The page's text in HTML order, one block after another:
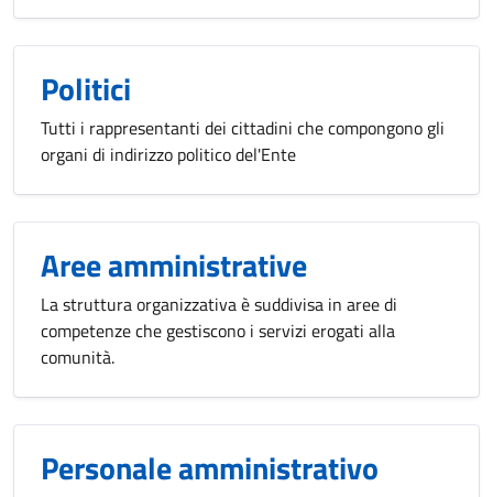
Politici
Tutti i rappresentanti dei cittadini che compongono gli
organi di indirizzo politico del'Ente
Aree amministrative
La struttura organizzativa è suddivisa in aree di
competenze che gestiscono i servizi erogati alla
comunità.
Personale amministrativo